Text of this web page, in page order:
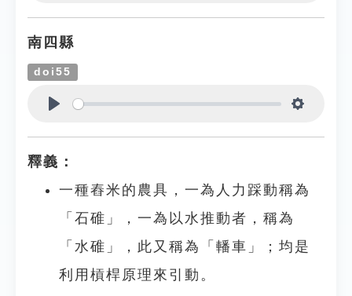
南四縣
doi55
釋義：
一種舂米的農具，一為人力踩動稱為
「石碓」，一為以水推動者，稱為
「水碓」，此又稱為「轓車」；均是
利用槓桿原理來引動。